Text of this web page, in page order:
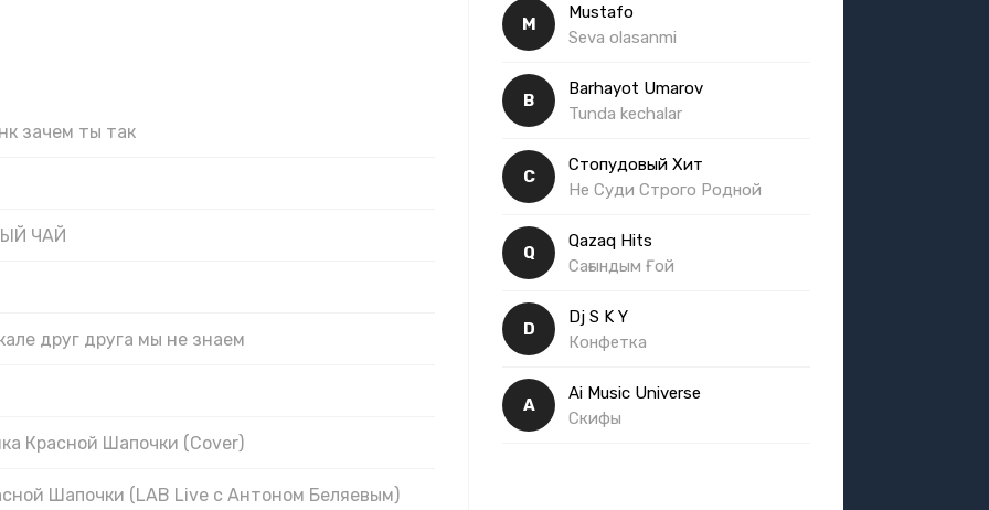
зачем ты так
ЧАЙ
друг друга мы не знаем
Красной Шапочки (Cover)
Шапочки (LAB Live с Антоном Беляевым)
M
Mustafo
Seva olasanmi
B
Barhayot Umarov
Tunda kechalar
С
Стопудовый Хит
Не Суди Строго Родной
Q
Qazaq Hits
Сағындым Ғой
D
Dj S K Y
Конфетка
A
Ai Music Universe
Скифы